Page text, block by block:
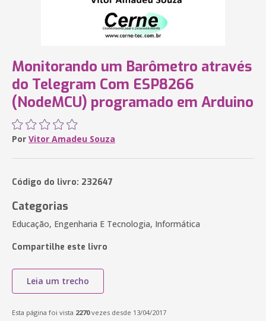
Monitorando um Barômetro através
do Telegram Com ESP8266
(NodeMCU) programado em Arduino
Por Vitor Amadeu Souza
Código do livro: 232647
Categorias
Educação, Engenharia E Tecnologia, Informática
Compartilhe este livro
Leia um trecho
Esta página foi vista 2270vezes desde 13/04/2017